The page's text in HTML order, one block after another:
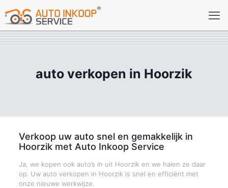
auto verkopen in Hoorzik
Verkoop uw auto snel en gemakkelijk in
Hoorzik met Auto Inkoop Service
Ja, we kopen ook auto’s in uit Hoorzik en we halen ze daar
op. Uw auto verkopen in Hoorzik is snel en efficiënt met
onze nieuwe werkwijze.